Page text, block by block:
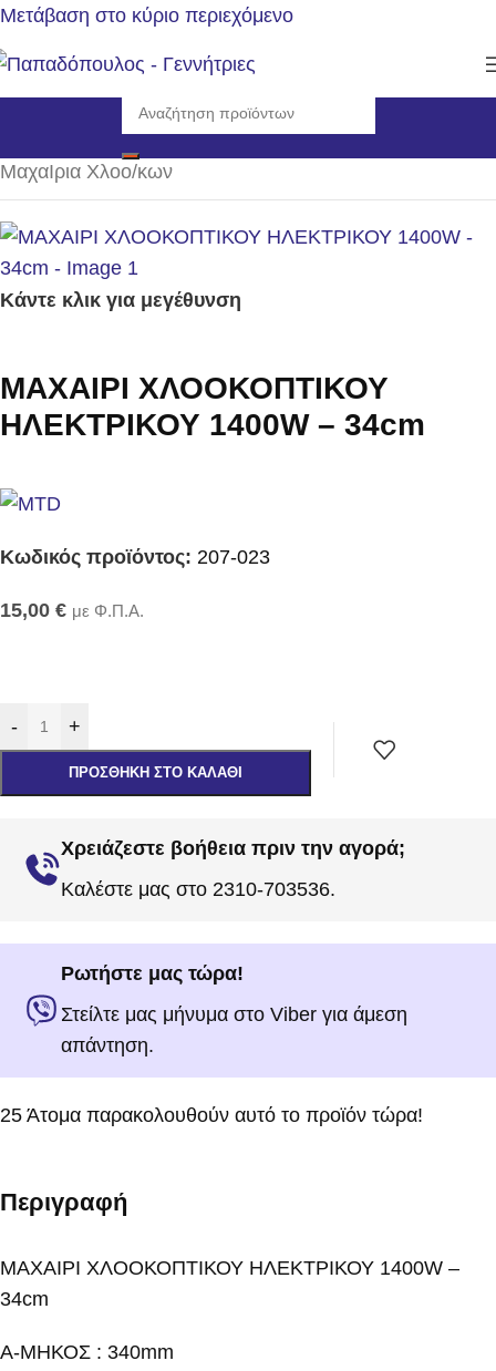
Μετάβαση στο κύριο περιεχόμενο
Αρχική σελίδα/Αναλώσιμα - Ανταλλακτικά/
ΜαχαΙρια Χλοο/κων
Κάντε κλικ για μεγέθυνση
ΜΑΧΑΙΡΙ ΧΛΟΟΚΟΠΤΙΚΟΥ
ΗΛΕΚΤΡΙΚΟΥ 1400W – 34cm
Κωδικός προϊόντος: 207-023
15,00 € με Φ.Π.Α.
- +
ΠΡΟΣΘΉΚΗ ΣΤΟ ΚΑΛΆΘΙ
Χρειάζεστε βοήθεια πριν την αγορά;
Καλέστε μας στο 2310-703536.
Ρωτήστε μας τώρα!
Στείλτε μας μήνυμα στο Viber για άμεση
απάντηση.
25 Άτομα παρακολουθούν αυτό το προϊόν τώρα!
Περιγραφή
ΜΑΧΑΙΡΙ ΧΛΟΟΚΟΠΤΙΚΟΥ ΗΛΕΚΤΡΙΚΟΥ 1400W –
34cm
Α-ΜΗΚΟΣ : 340mm